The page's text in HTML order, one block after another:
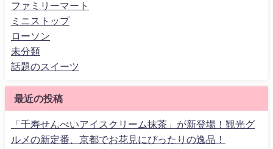
ファミリーマート
ミニストップ
ローソン
未分類
話題のスイーツ
最近の投稿
「千寿せんべいアイスクリーム抹茶」が新登場！観光グ
ルメの新定番、京都でお花見にぴったりの逸品！